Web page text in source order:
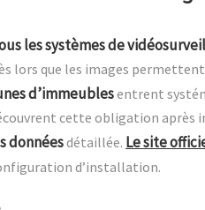
les systèmes de
lors que les images
d’immeublesentrent
cette obligation après
donnéesdétaillée. Le site
d’installation.